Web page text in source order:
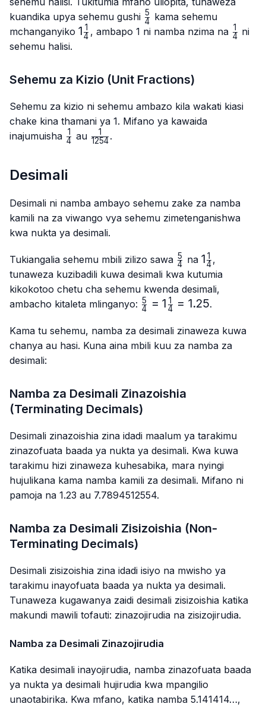
kuandika upya sehemu gushi \frac{5}
{4}
4
5
kama sehemu
mchanganyiko 1\frac{1}
1 4
1 , ambapo 1 ni namba nzima na 4
1
ni
sehemu halisi.
Sehemu za Kizio (Unit Fractions)
Sehemu za kizio ni sehemu ambazo kila wakati kiasi
chake kina thamani ya 1. Mifano ya kawaida
inajumuisha \frac{1}
4
1 au \frac{1}
1254
1 .
Desimali
Desimali ni namba ambayo sehemu zake za namba
kamili na za viwango vya sehemu zimetenganishwa
kwa nukta ya desimali.
Tukiangalia sehemu mbili zilizo sawa \frac{5}
{4}
4
5 na 1\frac{1}
{4}
14
1 ,
tunaweza kuzibadili kuwa desimali kwa kutumia
kikokotoo chetu cha sehemu kwenda desimali,
ambacho kitaleta mlinganyo: \frac{5}
{4}=1.25
4
5 = 1 4
1 = 1.25.
Kama tu sehemu, namba za desimali zinaweza kuwa
chanya au hasi. Kuna aina mbili kuu za namba za
desimali:
Namba za Desimali Zinazoishia
(Terminating Decimals)
Desimali zinazoishia zina idadi maalum ya tarakimu
zinazofuata baada ya nukta ya desimali. Kwa kuwa
tarakimu hizi zinaweza kuhesabika, mara nyingi
hujulikana kama namba kamili za desimali. Mifano ni
pamoja na 1.23 au 7.7894512554.
Namba za Desimali Zisizoishia (Non-
Terminating Decimals)
Desimali zisizoishia zina idadi isiyo na mwisho ya
tarakimu inayofuata baada ya nukta ya desimali.
Tunaweza kugawanya zaidi desimali zisizoishia katika
makundi mawili tofauti: zinazojirudia na zisizojirudia.
Namba za Desimali Zinazojirudia
Katika desimali inayojirudia, namba zinazofuata baada
ya nukta ya desimali hujirudia kwa mpangilio
unaotabirika. Kwa mfano, katika namba 5.141414…,